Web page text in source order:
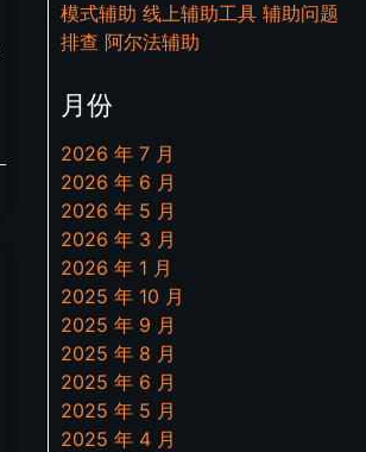
模式辅助 线上辅助工具 辅助问题
排查 阿尔法辅助
月份
2026 年 7 月
2026 年 6 月
2026 年 5 月
2026 年 3 月
2026 年 1 月
2025 年 10 月
2025 年 9 月
2025 年 8 月
2025 年 6 月
2025 年 5 月
2025 年 4 月